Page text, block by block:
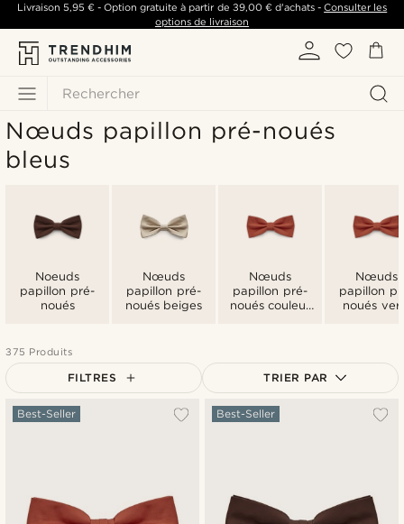
Rechercher
Livraison 5,95 €- Option gratuite à partir de 39,00 €d'achats -Consulter les
options de livraison
Nœuds papillon pré-noués
bleus
Noeuds
papillon pré-
noués
Nœuds
papillon pré-
noués beiges
Nœuds
papillon pré-
noués couleur
Nœuds
papillon
noués
375 Produits
FILTRES TRIER PAR
Le plus populaire
Best-Seller Best-Seller